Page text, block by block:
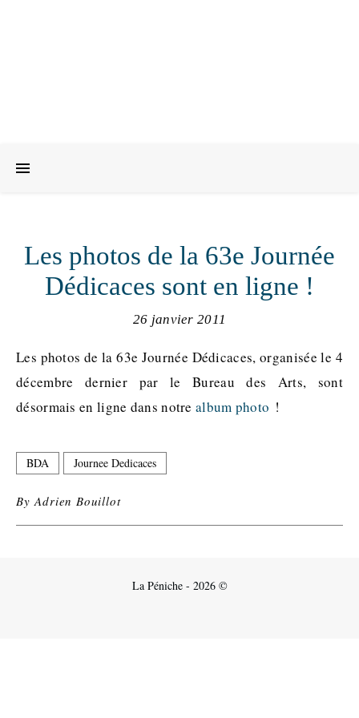
Les photos de la 63e Journée
Dédicaces sont en ligne !
26 janvier 2011
Les photos de la 63e Journée Dédicaces, organisée le 4
décembre dernier par le Bureau des Arts, sont
désormais en ligne dans notrealbum photo !
BDA Journee Dedicaces
ByAdrien Bouillot
La Péniche - 2026 ©